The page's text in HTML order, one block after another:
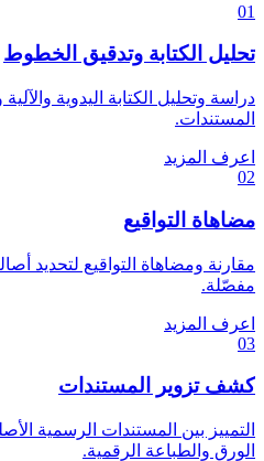
01
تحليل الكتابة وتدقيق الخطوط
دراسة وتحليل الكتابة اليدوية
المستندات.
اعرف المزيد
02
مضاهاة التواقيع
مقارنة ومضاهاة التواقيع لتحديد
مفصّلة.
اعرف المزيد
03
كشف تزوير المستندات
التمييز بين المستندات الرسمية
الورق والطباعة الرقمية.